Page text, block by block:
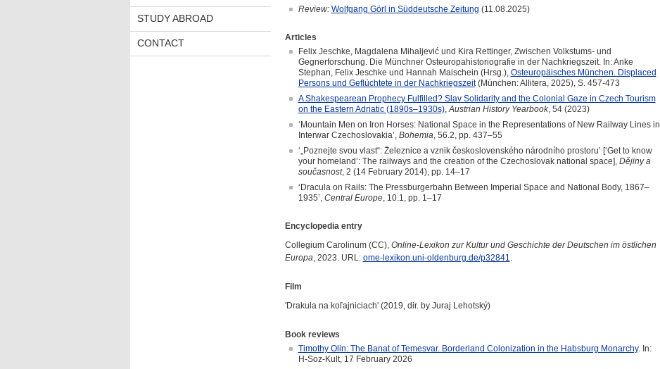
STUDY ABROAD
CONTACT
Review: Wolfgang Görl in Süddeutsche Zeitung (11.08.2025)
Articles
Felix Jeschke, Magdalena Mihaljević und Kira Rettinger, Zwischen Volkstums- und
Gegnerforschung. Die Münchner Osteuropahistoriografie in der Nachkriegszeit. In: Anke
Stephan, Felix Jeschke und Hannah Maischein (Hrsg.), Osteuropäisches München. Displaced
Persons und Geflüchtete in der Nachkriegszeit(München: Allitera, 2025), S. 457-473
A Shakespearean Prophecy Fulfilled? Slav Solidarity and the Colonial Gaze in Czech Tourism
on the Eastern Adriatic (1890s–1930s),Austrian History Yearbook, 54 (2023)
‘Mountain Men on Iron Horses: National Space in the Representations of New Railway Lines in
Interwar Czechoslovakia’, Bohemia, 56.2, pp. 437–55
‘„Poznejte svou vlast“: Železnice a vznik československého národního prostoru’ [‘Get to know
your homeland’: The railways and the creation of the Czechoslovak national space], Dějiny a
současnost, 2 (14 February 2014), pp. 14–17
‘Dracula on Rails: The Pressburgerbahn Between Imperial Space and National Body, 1867–
1935’, Central Europe, 10.1, pp. 1–17
Encyclopedia entry
Collegium Carolinum (CC), Online-Lexikon zur Kultur und Geschichte der Deutschen im östlichen
Europa, 2023. URL: ome-lexikon.uni-oldenburg.de/p32841.
Film
'Drakula na koľajniciach' (2019, dir. by Juraj Lehotský)
Book reviews
Timothy Olin: The Banat of Temesvar. Borderland Colonization in the Habsburg Monarchy. In:
H-Soz-Kult, 17 February 2026